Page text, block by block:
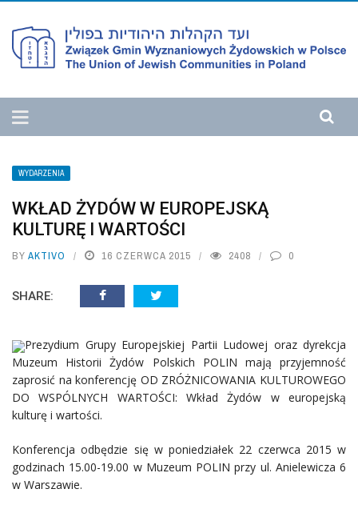
WYDARZENIA
WKŁAD ŻYDÓW W EUROPEJSKĄ
KULTURĘ I WARTOŚCI
BY AKTIVO 16 CZERWCA 2015 2408 0
SHARE:
Prezydium Grupy Europejskiej Partii Ludowej oraz dyrekcja
Muzeum Historii Żydów Polskich POLIN mają przyjemność
zaprosić na konferencję OD ZRÓŻNICOWANIA KULTUROWEGO
DO WSPÓLNYCH WARTOŚCI: Wkład Żydów w europejską
kulturę i wartości.
Konferencja odbędzie się w poniedziałek 22 czerwca 2015 w
godzinach 15.00-19.00 w Muzeum POLIN przy ul. Anielewicza 6
w Warszawie.